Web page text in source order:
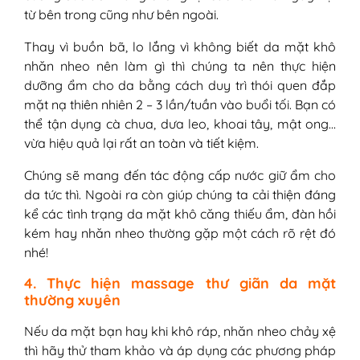
từ bên trong cũng như bên ngoài.
Thay vì buồn bã, lo lắng vì không biết da mặt khô
nhăn nheo nên làm gì thì chúng ta nên thực hiện
dưỡng ẩm cho da bằng cách duy trì thói quen đắp
mặt nạ thiên nhiên 2 – 3 lần/tuần vào buổi tối. Bạn có
thể tận dụng cà chua, dưa leo, khoai tây, mật ong…
vừa hiệu quả lại rất an toàn và tiết kiệm.
Chúng sẽ mang đến tác động cấp nước giữ ẩm cho
da tức thì. Ngoài ra còn giúp chúng ta cải thiện đáng
kể các tình trạng da mặt khô căng thiếu ẩm, đàn hồi
kém hay nhăn nheo thường gặp một cách rõ rệt đó
nhé!
4. Thực hiện massage thư giãn da mặt
thường xuyên
Nếu da mặt bạn hay khi khô ráp, nhăn nheo chảy xệ
thì hãy thử tham khảo và áp dụng các phương pháp